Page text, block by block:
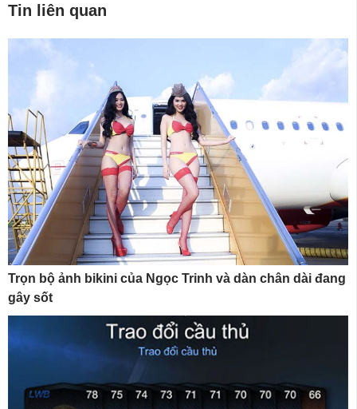
Tin liên quan
Trọn bộ ảnh bikini của Ngọc Trinh và dàn chân dài đang
gây sốt